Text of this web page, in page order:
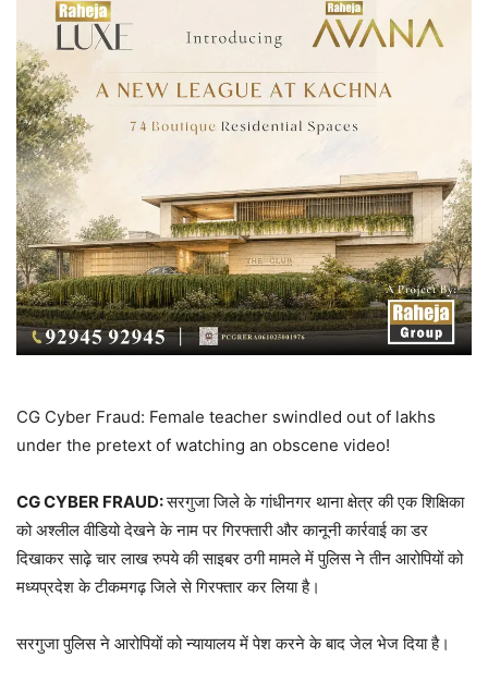
CG Cyber ​​Fraud: Female teacher swindled out of lakhs
under the pretext of watching an obscene video!
CG CYBER FRAUD:सरगुजा जिले के गांधीनगर थाना क्षेत्र की एक शिक्षिका
को अश्लील वीडियो देखने के नाम पर गिरफ्तारी और कानूनी कार्रवाई का डर
दिखाकर साढ़े चार लाख रुपये की साइबर ठगी मामले में पुलिस ने तीन आरोपियों को
मध्यप्रदेश के टीकमगढ़ जिले से गिरफ्तार कर लिया है।
सरगुजा पुलिस ने आरोपियों को न्यायालय में पेश करने के बाद जेल भेज दिया है।